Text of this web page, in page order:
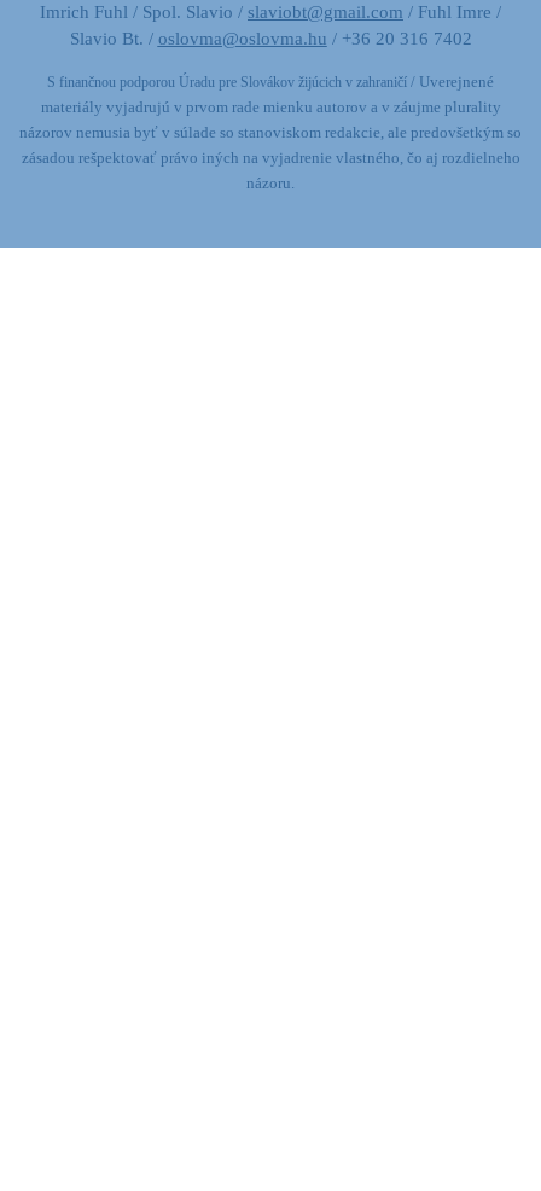
Imrich Fuhl / Spol. Slavio / slaviobt@gmail.com / Fuhl Imre /
Slavio Bt. / oslovma@oslovma.hu / +36 20 316 7402
S finančnou podporou Úradu pre Slovákov žijúcich v zahraničí / Uverejnené
materiály vyjadrujú v prvom rade mienku autorov a v záujme plurality
názorov nemusia byť v súlade so stanoviskom redakcie, ale predovšetkým so
zásadou rešpektovať právo iných na vyjadrenie vlastného, čo aj rozdielneho
názoru.